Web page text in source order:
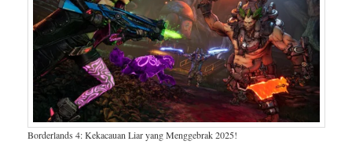
Borderlands 4: Kekacauan Liar yang Menggebrak 2025!